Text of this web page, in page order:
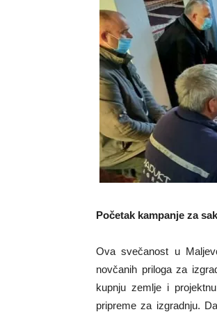
Početak kampanje za
Ova svečanost u
novčanih priloga za
kupnju zemlje i
pripreme za izgradnju.